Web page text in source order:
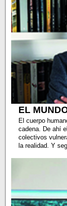
EL
El cuerpo
cadena. De ahí
colectivos
la realidad. Y